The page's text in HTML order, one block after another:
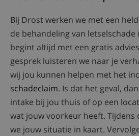
Bij Drost werken we met een
de behandeling van
begint altijd met een gratis
gesprek luisteren we naar je
wij jou kunnen helpen met het
schadeclaim. Is dat het geval,
intake bij jou thuis of op een
wat jouw voorkeur heeft. Tijdens
we jouw situatie in kaart.